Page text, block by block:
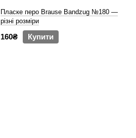
Пласке перо Brause Bandzug №180 —
різні розміри
160₴ Купити